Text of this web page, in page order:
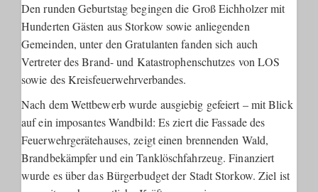
Den runden Geburtstag begingen die Groß Eichholzer mit
Hunderten Gästen aus Storkow sowie anliegenden
Gemeinden, unter den Gratulanten fanden sich auch
Vertreter des Brand- und Katastrophenschutzes von LOS
sowie des Kreisfeuerwehrverbandes.
Nach dem Wettbewerb wurde ausgiebig gefeiert – mit Blick
auf ein imposantes Wandbild: Es ziert die Fassade des
Feuerwehrgerätehauses, zeigt einen brennenden Wald,
Brandbekämpfer und ein Tanklöschfahrzeug. Finanziert
wurde es über das Bürgerbudget der Stadt Storkow. Ziel ist